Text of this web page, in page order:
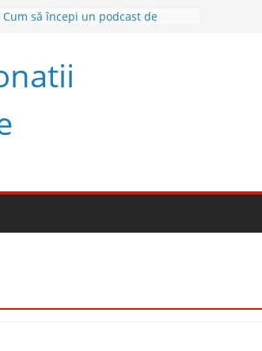
Cum să începi un podcast de
cameră full frame pentru vlog
4 sfaturi pentru cele mai bune
Top 5 obiective foto mirrorless în